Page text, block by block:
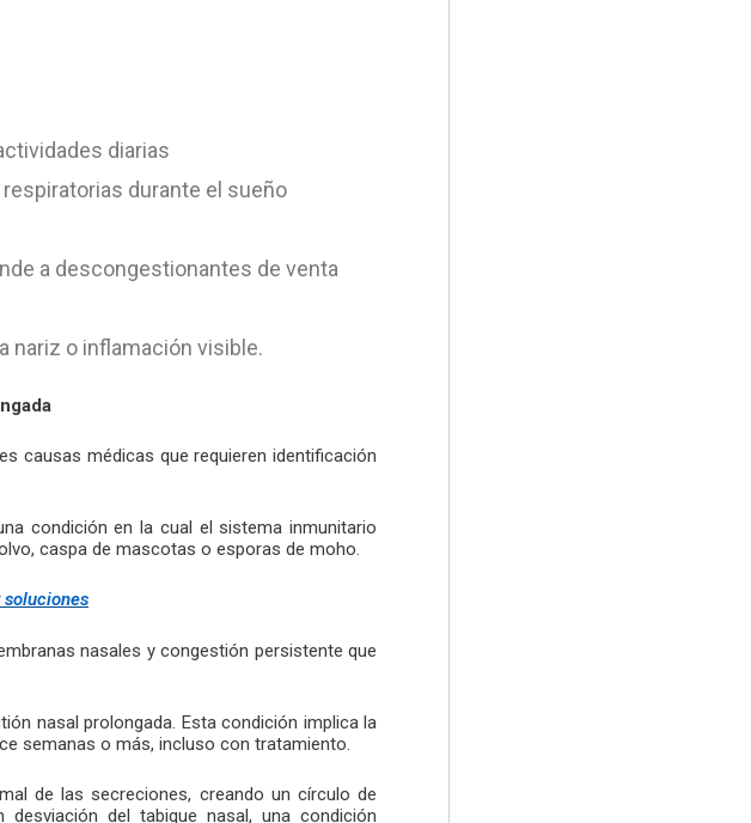
diarias
durante el sueño
a descongestionantes de venta
nariz o inflamación visible.
causas médicas que requieren identificación
condición en la cual el sistema inmunitario
caspa de mascotas o esporas de moho.
soluciones
nasales y congestión persistente que
nasal prolongada. Esta condición implica la
semanas o más, incluso con tratamiento.
de las secreciones, creando un círculo de
del tabique nasal, una condición